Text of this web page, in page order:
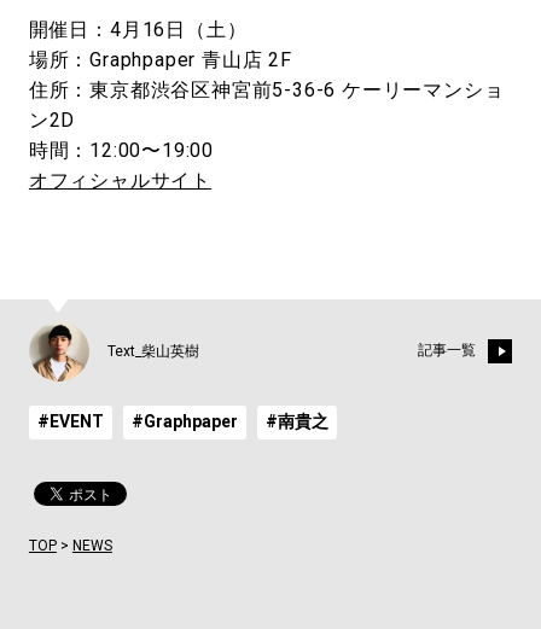
開催日：4月16日（土）
場所：Graphpaper ⻘山店 2F
住所：東京都渋谷区神宮前5-36-6 ケーリーマンショ
ン2D
時間：12:00〜19:00
オフィシャルサイト
Text_柴山英樹 記事一覧
#EVENT #Graphpaper #南貴之
TOP> NEWS